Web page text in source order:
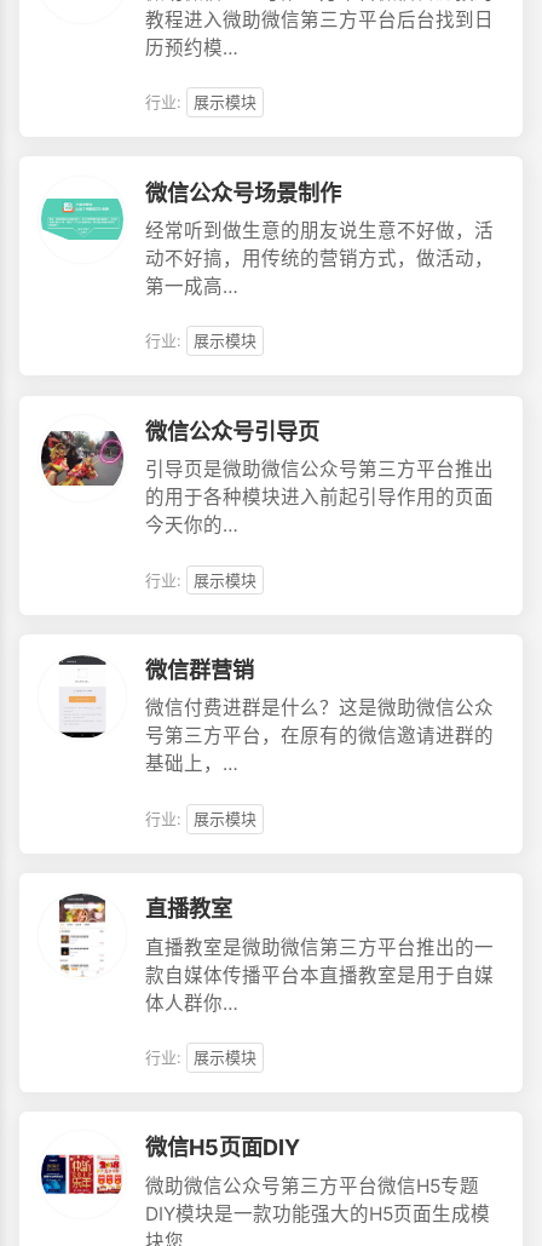
教程进入微助微信第三方平台后台找到日
历预约模…
行业: 展示模块
微信公众号场景制作
经常听到做生意的朋友说生意不好做，活
动不好搞，用传统的营销方式，做活动，
第一成高…
行业: 展示模块
微信公众号引导页
引导页是微助微信公众号第三方平台推出
的用于各种模块进入前起引导作用的页面
今天你的…
行业: 展示模块
微信群营销
微信付费进群是什么？这是微助微信公众
号第三方平台，在原有的微信邀请进群的
基础上，…
行业: 展示模块
直播教室
直播教室是微助微信第三方平台推出的一
款自媒体传播平台本直播教室是用于自媒
体人群你…
行业: 展示模块
微信H5页面DIY
微助微信公众号第三方平台微信H5专题
DIY模块是一款功能强大的H5页面生成模